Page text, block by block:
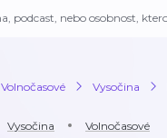
Volnočasové Vysočina
Vysočina Volnočasové